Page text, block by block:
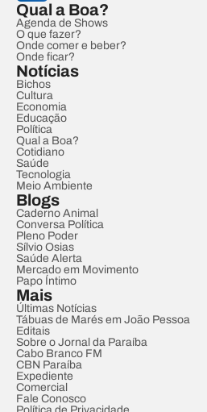
Qual a Boa?
Agenda de Shows
O que fazer?
Onde comer e beber?
Onde ficar?
Notícias
Bichos
Cultura
Economia
Educação
Política
Qual a Boa?
Cotidiano
Saúde
Tecnologia
Meio Ambiente
Blogs
Caderno Animal
Conversa Política
Pleno Poder
Sílvio Osias
Saúde Alerta
Mercado em Movimento
Papo Íntimo
Mais
Últimas Notícias
Tábuas de Marés em João Pessoa
Editais
Sobre o Jornal da Paraíba
Cabo Branco FM
CBN Paraíba
Expediente
Comercial
Fale Conosco